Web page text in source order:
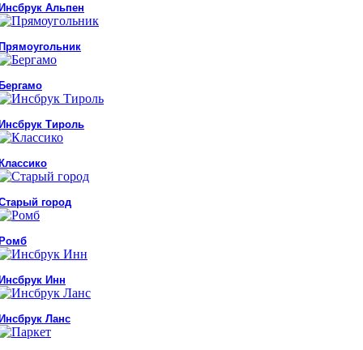
Альпен
Тироль
город
Инн
Ланс